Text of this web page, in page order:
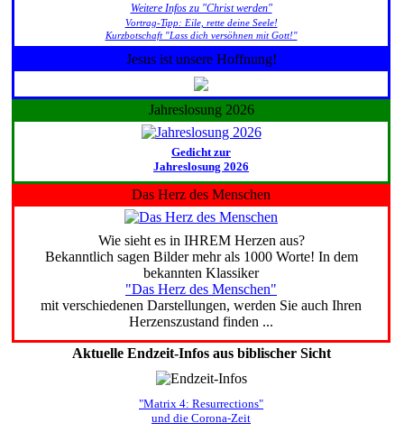
Weitere Infos zu "Christ werden"
Vortrag-Tipp: Eile, rette deine Seele!
Kurzbotschaft "Lass dich versöhnen mit Gott!"
Jesus ist unsere Hoffnung!
Jahreslosung 2026
Gedicht zur
Jahreslosung 2026
Das Herz des Menschen
Wie sieht es in IHREM Herzen aus?
Bekanntlich sagen Bilder mehr als 1000 Worte! In dem
bekannten Klassiker
"Das Herz des Menschen"
mit verschiedenen Darstellungen, werden Sie auch Ihren
Herzenszustand finden ...
Aktuelle Endzeit-Infos aus biblischer Sicht
"Matrix 4: Resurrections"
und die Corona-Zeit